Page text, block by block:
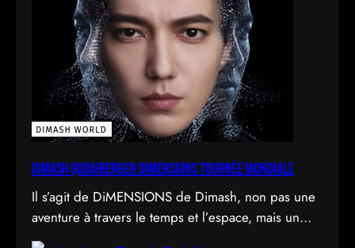
DIMASH QUDAIBERGEN DIMENSIONS Tournée mondiale
Il s’agit de DiMENSIONS de Dimash, non pas une
aventure à travers le temps et l’espace, mais un
déploiement de soi à travers l’acte d’être vu.